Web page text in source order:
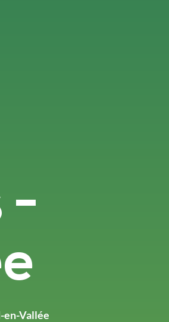
-
en-Vallée